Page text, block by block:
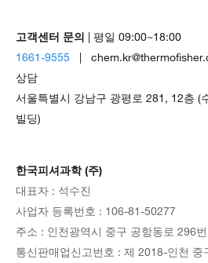
고객센터 문의 | 평일 09:00~18:00
1661-9555 |
상담
서울특별시 강남구 광평로 281, 12층 (
빌딩)
한국피셔과학 (주)
대표자 : 석수진
사업자 등록번호 : 106-81-50277
주소 : 인천광역시 중구 공항동로 296
통신판매업신고번호 : 제 2018-인천 중